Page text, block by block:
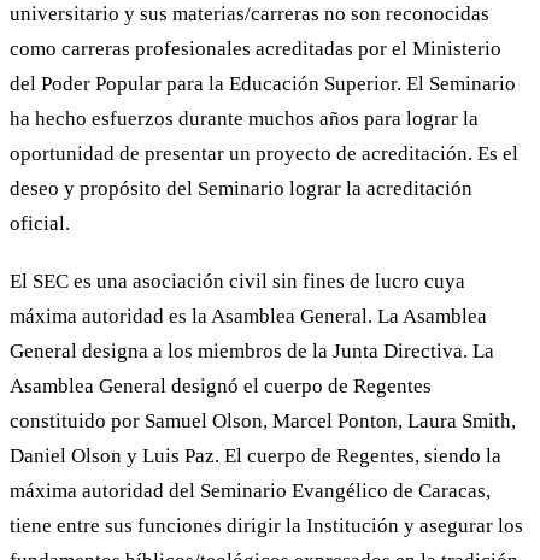
universitario y sus materias/carreras no son reconocidas
como carreras profesionales acreditadas por el Ministerio
del Poder Popular para la Educación Superior. El Seminario
ha hecho esfuerzos durante muchos años para lograr la
oportunidad de presentar un proyecto de acreditación. Es el
deseo y propósito del Seminario lograr la acreditación
oficial.
El SEC es una asociación civil sin fines de lucro cuya
máxima autoridad es la Asamblea General. La Asamblea
General designa a los miembros de la Junta Directiva. La
Asamblea General designó el cuerpo de Regentes
constituido por Samuel Olson, Marcel Ponton, Laura Smith,
Daniel Olson y Luis Paz. El cuerpo de Regentes, siendo la
máxima autoridad del Seminario Evangélico de Caracas,
tiene entre sus funciones dirigir la Institución y asegurar los